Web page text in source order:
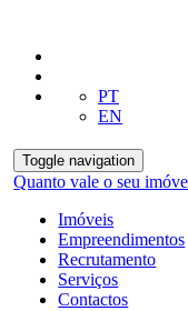
PT
EN
Toggle navigation
Quanto vale o seu
Imóveis
Empreendimentos
Recrutamento
Serviços
Contactos